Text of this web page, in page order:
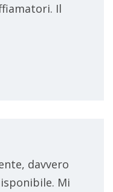
Il
davvero
Mi